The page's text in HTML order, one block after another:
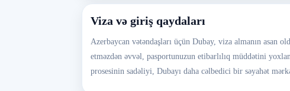
Viza və giriş qaydaları
Azerbaycan vətəndaşları üçün Dubay, viza almanın asan
etməzdən əvvəl, pasportunuzun etibarlılıq müddətini
prosesinin sadəliyi, Dubayı daha cəlbedici bir səyahət